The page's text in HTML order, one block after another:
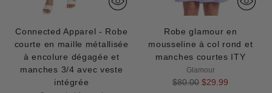
Connected Apparel - Robe
courte en maille métallisée
à encolure dégagée et
manches 3/4 avec veste
intégrée
Robe glamour en
mousseline à col rond et
manches courtes ITY
Glamour
Prix
$80.00 $29.99